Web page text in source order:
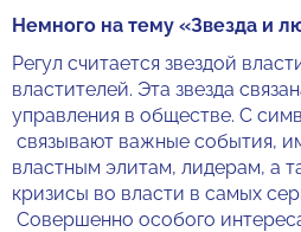
Немного на тему «Звезда и
Регул считается звездой
властителей. Эта звезда
управления в обществе. С
связывают важные события,
властным элитам, лидерам, а
кризисы во власти в самых
Совершенно особого